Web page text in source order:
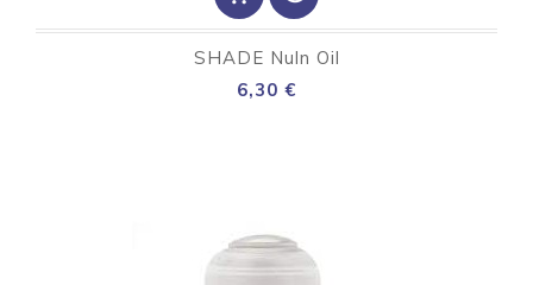
SHADE Nuln Oil
6,30 €